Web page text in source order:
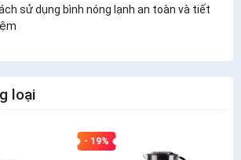
sử dụng bình nóng lạnh an toàn và tiết
loại
- 19%